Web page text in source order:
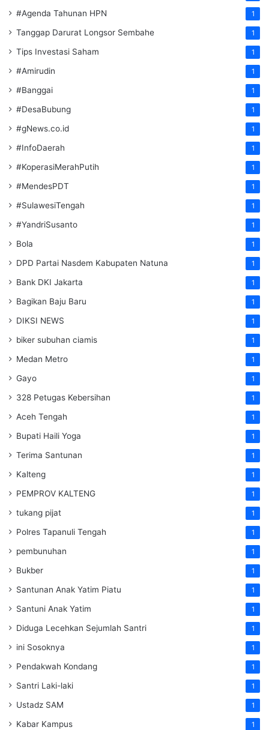
#Agenda Tahunan HPN 1
Tanggap Darurat Longsor Sembahe 1
Tips Investasi Saham 1
#Amirudin 1
#Banggai 1
#DesaBubung 1
#gNews.co.id 1
#InfoDaerah 1
#KoperasiMerahPutih 1
#MendesPDT 1
#SulawesiTengah 1
#YandriSusanto 1
Bola 1
DPD Partai Nasdem Kabupaten Natuna 1
Bank DKI Jakarta 1
Bagikan Baju Baru 1
DIKSI NEWS 1
biker subuhan ciamis 1
Medan Metro 1
Gayo 1
328 Petugas Kebersihan 1
Aceh Tengah 1
Bupati Haili Yoga 1
Terima Santunan 1
Kalteng 1
PEMPROV KALTENG 1
tukang pijat 1
Polres Tapanuli Tengah 1
pembunuhan 1
Bukber 1
Santunan Anak Yatim Piatu 1
Santuni Anak Yatim 1
Diduga Lecehkan Sejumlah Santri 1
ini Sosoknya 1
Pendakwah Kondang 1
Santri Laki-laki 1
Ustadz SAM 1
Kabar Kampus 1